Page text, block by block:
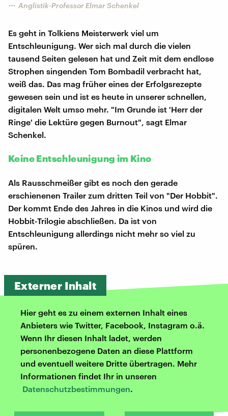
Anglistik-Professor Elmar Schenkel
Es geht in Tolkiens Meisterwerk viel um
Entschleunigung. Wer sich mal durch die vielen
tausend Seiten gelesen hat und Zeit mit dem endlose
Strophen singenden Tom Bombadil verbracht hat,
weiß das. Das mag früher eines der Erfolgsrezepte
gewesen sein und ist es heute in unserer schnellen,
digitalen Welt umso mehr. "Im Grunde ist 'Herr der
Ringe' die Lektüre gegen Burnout", sagt Elmar
Schenkel.
Keine Entschleunigung im Kino
Als Rausschmeißer gibt es noch den gerade
erschienenen Trailer zum dritten Teil von "Der Hobbit".
Der kommt Ende des Jahres in die Kinos und wird die
Hobbit-Trilogie abschließen. Da ist von
Entschleunigung allerdings nicht mehr so viel zu
spüren.
Externer Inhalt
Hier geht es zu einem externen Inhalt eines
Anbieters wie Twitter, Facebook, Instagram o.ä.
Wenn Ihr diesen Inhalt ladet, werden
personenbezogene Daten an diese Plattform
und eventuell weitere Dritte übertragen. Mehr
Informationen findet Ihr in unseren
Datenschutzbestimmungen.